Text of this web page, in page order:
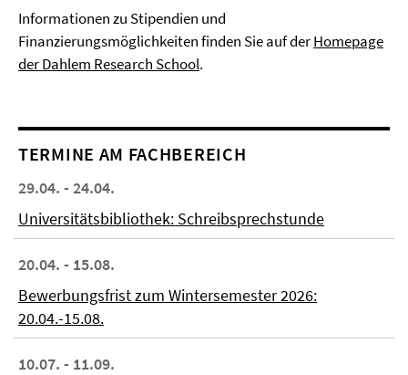
Informationen zu Stipendien und
Finanzierungsmöglichkeiten finden Sie auf derHomepage
der Dahlem Research School.
TERMINE AM FACHBEREICH
29.04. - 24.04.
Universitätsbibliothek: Schreibsprechstunde
20.04. - 15.08.
Bewerbungsfrist zum Wintersemester 2026:
20.04.-15.08.
10.07. - 11.09.